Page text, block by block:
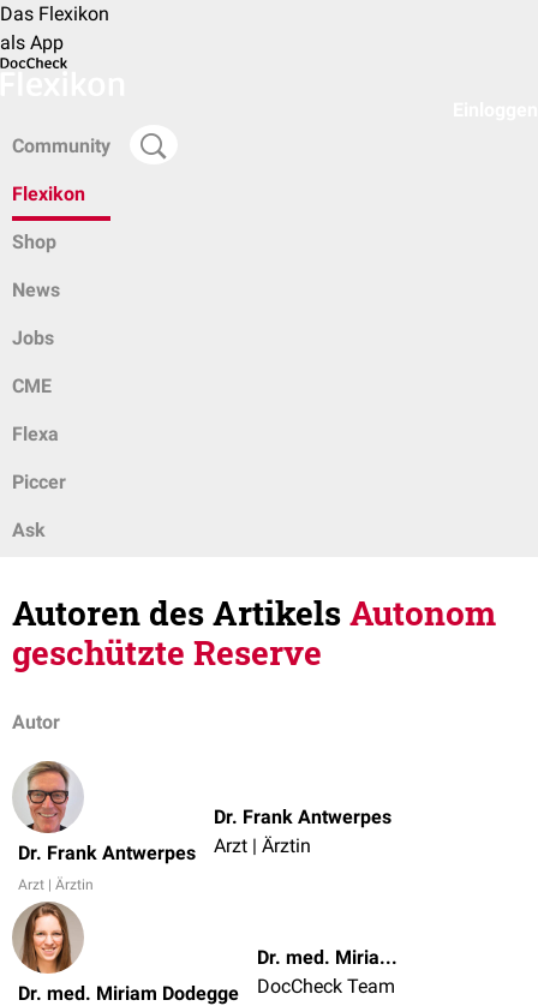
Das Flexikon
als App
Community
Flexikon
Shop
News
Jobs
CME
Flexa
Piccer
Ask
Autoren des ArtikelsAutonom
geschützte Reserve
Autor
Dr. Frank Antwerpes
Arzt | Ärztin
Dr. Frank Antwerpes
Arzt | Ärztin
Dr. med. Miriam Dodegge
Dr. med. Miriam Dodegge
DocCheck Team